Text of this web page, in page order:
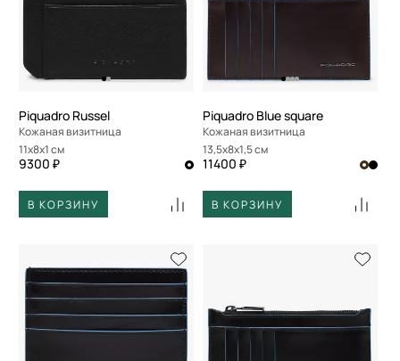
Piquadro Russel
Кожаная визитница
11x8x1 см
9300 ₽
В КОРЗИНУ
Piquadro Blue square
Кожаная визитница
13,5x8x1,5 см
11400 ₽
В КОРЗИНУ